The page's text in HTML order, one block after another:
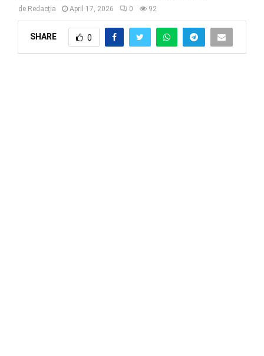
de Redacția April 17, 2026 0 92
SHARE 0